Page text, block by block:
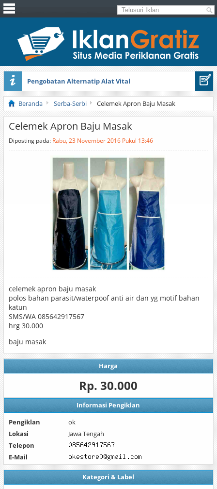
Pengobatan Alternatip Alat Vital
Pita Cantik Pesona
Beranda Serba-Serbi Celemek Apron Baju Masak
Celemek Apron Baju Masak
Diposting pada: Rabu, 23 November 2016 Pukul 13:46
celemek apron baju masak
polos bahan parasit/waterpoof anti air dan yg motif bahan
katun
SMS/WA 085642917567
hrg 30.000
baju masak
Harga
Rp. 30.000
Informasi Pengiklan
Pengiklan
ok
Lokasi
Jawa Tengah
Telepon
E-Mail
Kategori & Label